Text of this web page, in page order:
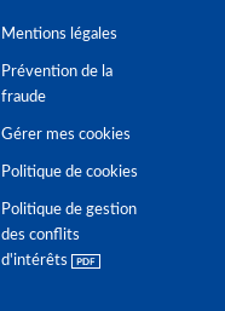
Mentions légales
Prévention de la
fraude
Gérer mes cookies
Politique de cookies
Politique de gestion
des conflits
d'intérêts